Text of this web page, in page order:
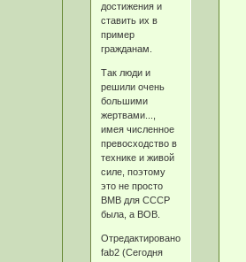
достижения и
ставить их в
пример
гражданам.
Так люди и
решили очень
большими
жертвами...,
имея численное
превосходство в
технике и живой
силе, поэтому
это не просто
ВМВ для СССР
была, а ВОВ.
Отредактировано
fab2 (Сегодня